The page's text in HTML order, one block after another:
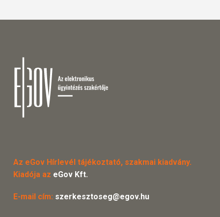
Az eGov Hírlevél tájékoztató, szakmai kiadvány.
Kiadója az eGov Kft.
E-mail cím: szerkesztoseg@egov.hu